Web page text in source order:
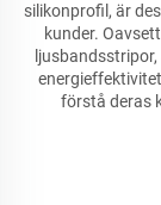
silikonprofil, är
kunder.
förstå deras